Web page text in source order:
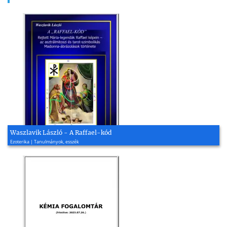
Waszlavik László - A Raffael-kód
Ezoterika | Tanulmányok, esszék